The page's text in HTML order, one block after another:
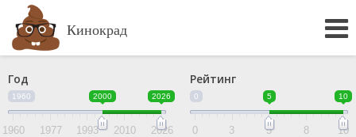
Кинокрад
Год
1960 2000 2026
1960 1977 1993 2010 2026
Рейтинг
0 5 10
0 3 5 8 10